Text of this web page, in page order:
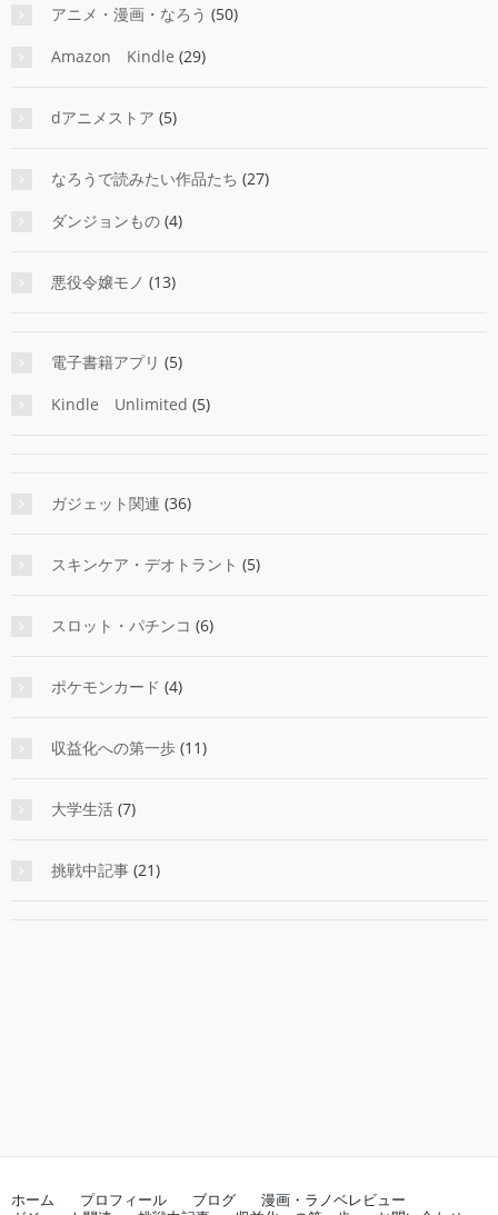
アニメ・漫画・なろう (50)
Amazon Kindle (29)
dアニメストア (5)
なろうで読みたい作品たち (27)
ダンジョンもの (4)
悪役令嬢モノ (13)
電子書籍アプリ (5)
Kindle Unlimited (5)
ガジェット関連 (36)
スキンケア・デオトラント (5)
スロット・パチンコ (6)
ポケモンカード (4)
収益化への第一歩 (11)
大学生活 (7)
挑戦中記事 (21)
ホーム プロフィール ブログ
漫画・ラノベレビュー